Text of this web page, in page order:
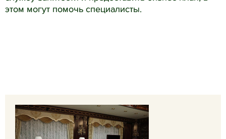
этом могут помочь специалисты.